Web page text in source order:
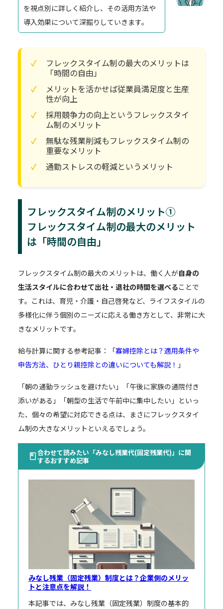
を視点別に詳しく紹介し、その活用方法や
導入効果について深掘りしていきます。
フレックスタイム制の最大のメリットは
「時間の自由」
メリットを活かせば従業員満足度と生産
性が向上
採用競争力の向上というフレックスタイ
ム制のメリット
無駄な残業削減もフレックスタイム制の
重要なメリット
通勤ストレスの軽減というメリット
フレックスタイム制のメリット①
フレックスタイム制の最大のメリット
は「時間の自由」
フレックスタイム制の最大のメリットは、働く人が自身の
生活スタイルに合わせて出社・退社の時間を選べることで
す。これは、育児・介護・自己啓発など、ライフスタイルの
多様化に伴う個別のニーズに応える働き方として、非常に大
きなメリットです。
給与計算に関する参考記事：「寡婦控除とは？適用条件や
申告方法、ひとり親控除との違いについても解説！ 」
「朝の通勤ラッシュを避けたい」「午後に家族の通院付き
添いがある」「朝型の生活で午前中に集中したい」といっ
た、個々の希望に対応できる点は、まさにフレックスタイ
ム制の大きなメリットといえるでしょう。
合わせて読みたい「みなし残業代(固定残業代)」に関
するおすすめ記事
みなし残業（固定残業）制度とは？企業側のメリッ
トと注意点を解説！
本記事では、みなし残業（固定残業）制度の基本的